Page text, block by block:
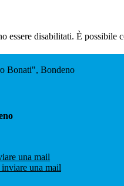
essere disabilitati. È possibile
Bonati", Bondeno
una mail
una mail